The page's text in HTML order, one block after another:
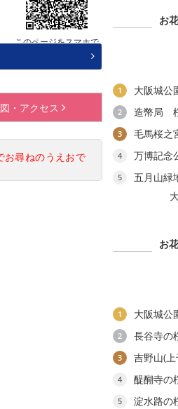
このページをスマホで
・ アクセス
お尋ねのうえおで
お
1 大阪城公
2 造幣局
3 毛馬桜之
4 万博記念
5
五月山緑
お
1 大阪城公
2 長谷寺の
3 吉野山(
4 醍醐寺の
5
淀水路の